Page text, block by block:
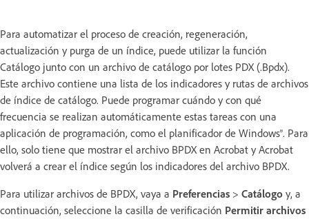
Para automatizar el proceso de creación, regeneración,
actualización y purga de un índice, puede utilizar la función
Catálogo junto con un archivo de catálogo por lotes PDX (.Bpdx).
Este archivo contiene una lista de los indicadores y rutas de archivos
de índice de catálogo. Puede programar cuándo y con qué
frecuencia se realizan automáticamente estas tareas con una
aplicación de programación, como el planificador de Windows®. Para
ello, solo tiene que mostrar el archivo BPDX en Acrobat y Acrobat
volverá a crear el índice según los indicadores del archivo BPDX.
Para utilizar archivos de BPDX, vaya a Preferencias > Catálogo y, a
continuación, seleccione la casilla de verificación Permitir archivos